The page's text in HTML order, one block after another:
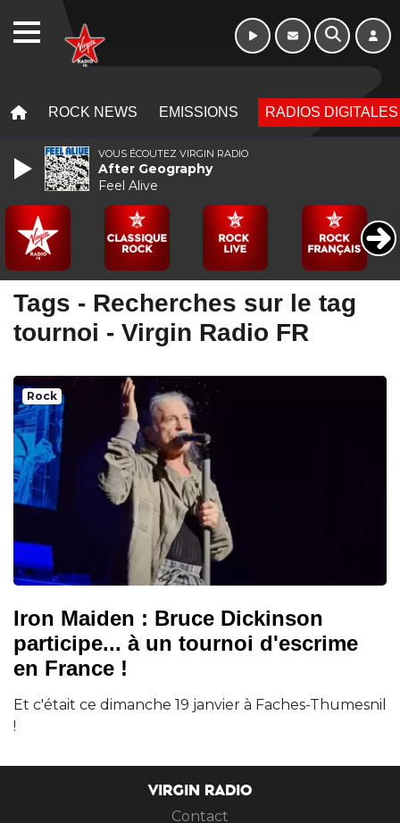
ROCK NEWS EMISSIONS RADIOS DIGITALES
Tags - Recherches sur le tag
tournoi - Virgin Radio FR
Rock
Iron Maiden : Bruce Dickinson
participe... à un tournoi d'escrime
en France !
Et c'était ce dimanche 19 janvier à Faches-Thumesnil
!
VIRGIN RADIO
Contact
VOUS ÉCOUTEZ VIRGIN RADIO
After Geography
Feel Alive
WEBRADIO